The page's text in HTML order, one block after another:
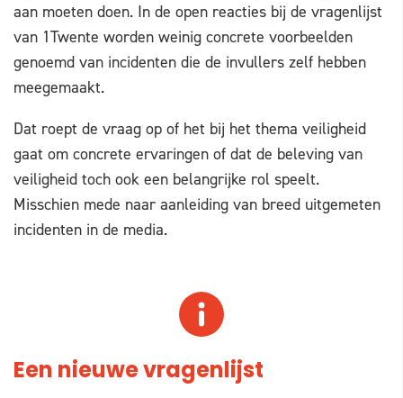
aan moeten doen. In de open reacties bij de vragenlijst
van 1Twente worden weinig concrete voorbeelden
genoemd van incidenten die de invullers zelf hebben
meegemaakt.
Dat roept de vraag op of het bij het thema veiligheid
gaat om concrete ervaringen of dat de beleving van
veiligheid toch ook een belangrijke rol speelt.
Misschien mede naar aanleiding van breed uitgemeten
incidenten in de media.
Een nieuwe vragenlijst